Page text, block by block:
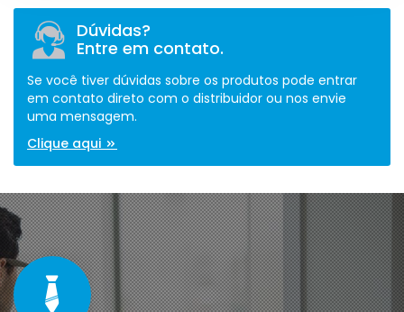
Dúvidas?
Entre em contato.
Se você tiver dúvidas sobre os produtos pode entrar
em contato direto com o distribuidor ou nos envie
uma mensagem.
Clique aqui